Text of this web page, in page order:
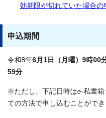
効期限が切れていた場合
申込期間
令和8年6月1日（月曜）9時00
59分
※ただし、下記日時はe-私書
ての方法で申し込むことができ